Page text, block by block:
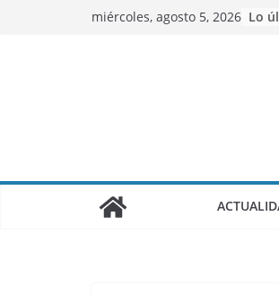
miércoles, agosto 5, 2026 Lo